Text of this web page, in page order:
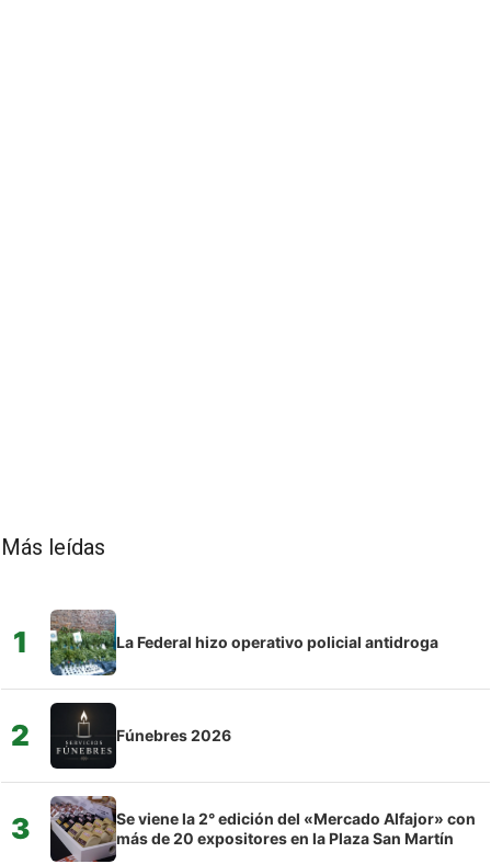
Más leídas
1 La Federal hizo operativo policial antidroga
2 Fúnebres 2026
3
Se viene la 2° edición del «Mercado Alfajor» con
más de 20 expositores en la Plaza San Martín